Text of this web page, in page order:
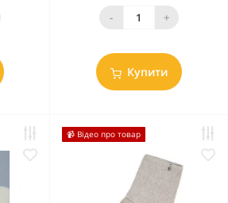
- +
Купити
📹 Відео про товар